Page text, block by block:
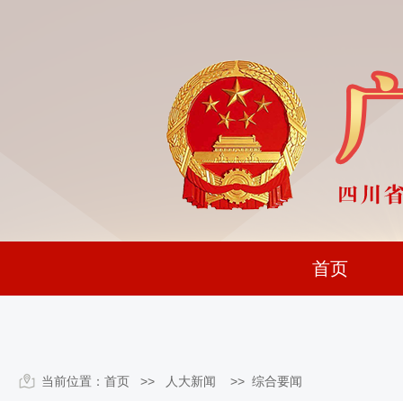
首页
当前位置： 首页 >> 人大新闻 >> 综合要闻